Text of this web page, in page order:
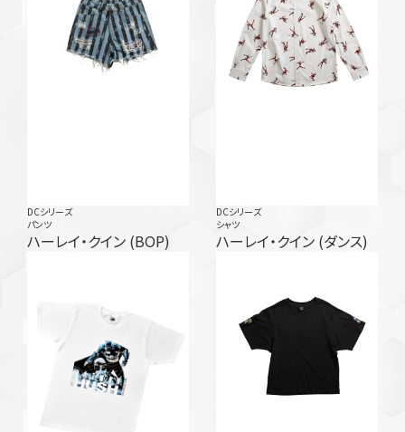
DCシリーズ
パンツ
ハーレイ・クイン (BOP)
DCシリーズ
シャツ
ハーレイ・クイン (ダンス)